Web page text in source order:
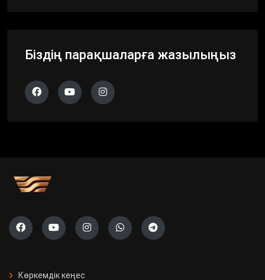
Біздің парақшаларға жазылыңыз
Көркемдік кеңес